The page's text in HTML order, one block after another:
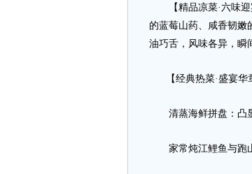
【精品凉菜·六味迎
的蓝莓山药、咸香韧嫩
油巧舌，风味各异，瞬
【经典热菜·盛宴华
清蒸海鲜拼盘：凸显
家常炖江鲤鱼与跑山